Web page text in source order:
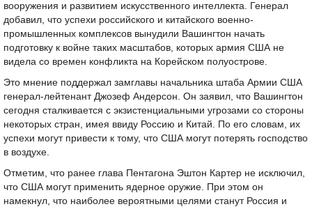
вооружения и развитием искусственного интеллекта. Генерал
добавил, что успехи российского и китайского военно-
промышленных комплексов вынудили Вашингтон начать
подготовку к войне таких масштабов, которых армия США не
видела со времен конфликта на Корейском полуострове.
Это мнение поддержал замглавы начальника штаба Армии США
генерал-лейтенант Джозеф Андерсон. Он заявил, что Вашингтон
сегодня сталкивается с экзистенциальными угрозами со стороны
некоторых стран, имея ввиду Россию и Китай. По его словам, их
успехи могут привести к тому, что США могут потерять господство
в воздухе.
Отметим, что ранее глава Пентагона Эштон Картер не исключил,
что США могут применить ядерное оружие. При этом он
намекнул, что наиболее вероятными целями станут Россия и